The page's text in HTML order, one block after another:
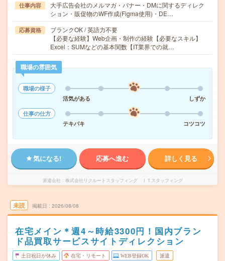
仕事内容
大手広告会社のメルマガ・バナー・DMに関するディレク
ション・販促物のWF作成(Figma使用)・DE…
応募資格
ブランクOK / 英語力不要
【必要な経験】Web企画・制作の経験【必要なスキル】
Excel：SUMなどの基本関数【IT業界での就…
職場の雰囲気
職場の様子
活気がある
しずか
仕事の仕方
テキパキ
コツコツ
気になる! 応募へ進む 詳しく見る
派遣会社 株式会社リクルートスタッフィング ＩＴスタッフィング
未読 掲載日 2026/08/08
在宅メイン＊週4～時給3300円！国内ブラン
ド品買取サービスサイトディレクション
土日祝日が休み 在宅・リモート WEB登録OK 派遣